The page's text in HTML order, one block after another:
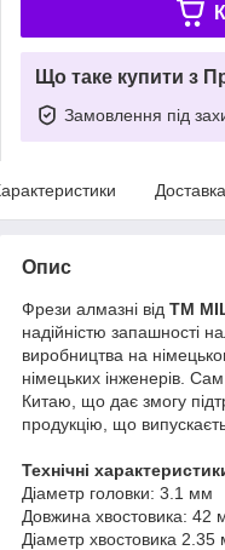
Що таке купити з
Замовлення під
Доставка
Опис
Фрези алмазні від ТМ
надійністю запашності
виробництва на
німецьких інженерів.
Китаю, що дає змогу
продукцію, що
Технічні
Діаметр головки: 3.1 мм
Довжина хвостовика: 42
Діаметр хвостовика 2.35